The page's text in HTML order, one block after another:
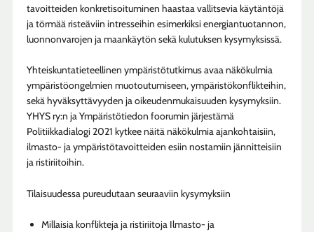
tavoitteiden konkretisoituminen haastaa vallitsevia käytäntöjä
ja törmää risteäviin intresseihin esimerkiksi energiantuotannon,
luonnonvarojen ja maankäytön sekä kulutuksen kysymyksissä.
Yhteiskuntatieteellinen ympäristötutkimus avaa näkökulmia
ympäristöongelmien muotoutumiseen, ympäristökonflikteihin,
sekä hyväksyttävyyden ja oikeudenmukaisuuden kysymyksiin.
YHYS ry:n ja Ympäristötiedon foorumin järjestämä
Politiikkadialogi 2021 kytkee näitä näkökulmia ajankohtaisiin,
ilmasto- ja ympäristötavoitteiden esiin nostamiin jännitteisiin
ja ristiriitoihin.
Tilaisuudessa pureudutaan seuraaviin kysymyksiin
Millaisia konflikteja ja ristiriitoja Ilmasto- ja